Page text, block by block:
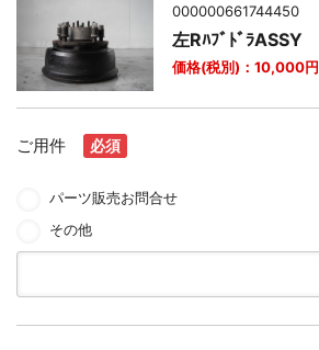
000000661744450
左RﾊﾌﾞﾄﾞﾗASSY
価格(税別)：10,000円
ご用件 必須
パーツ販売お問合せ
その他